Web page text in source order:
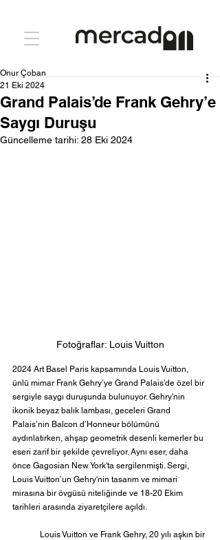
Grand Palais’de Frank Gehry’e
Saygı Duruşu
Onur Çoban
21 Eki 2024
Güncelleme tarihi: 28 Eki 2024
Fotoğraflar: Louis Vuitton
2024 Art Basel Paris kapsamında Louis Vuitton,
ünlü mimar Frank Gehry’ye Grand Palais’de özel bir
sergiyle saygı duruşunda bulunuyor. Gehry'nin
ikonik beyaz balık lambası, geceleri Grand
Palais’nin Balcon d’Honneur bölümünü
aydınlatırken, ahşap geometrik desenli kemerler bu
eseri zarif bir şekilde çevreliyor. Aynı eser, daha
önce Gagosian New York'ta sergilenmişti. Sergi,
Louis Vuitton’un Gehry'nin tasarım ve mimari
mirasına bir övgüsü niteliğinde ve 18-20 Ekim
tarihleri arasında ziyaretçilere açıldı.
Louis Vuitton ve Frank Gehry, 20 yılı aşkın bir